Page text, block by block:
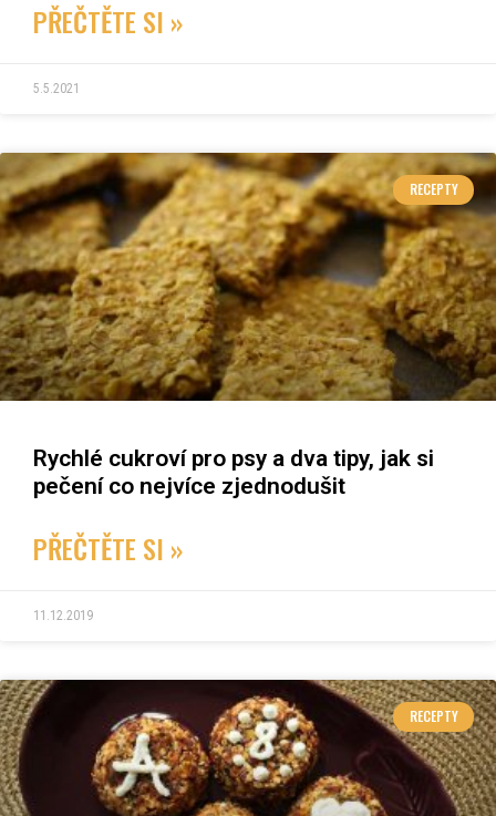
PŘEČTĚTE SI »
5.5.2021
RECEPTY
Rychlé cukroví pro psy a dva tipy, jak si
pečení co nejvíce zjednodušit
PŘEČTĚTE SI »
11.12.2019
RECEPTY